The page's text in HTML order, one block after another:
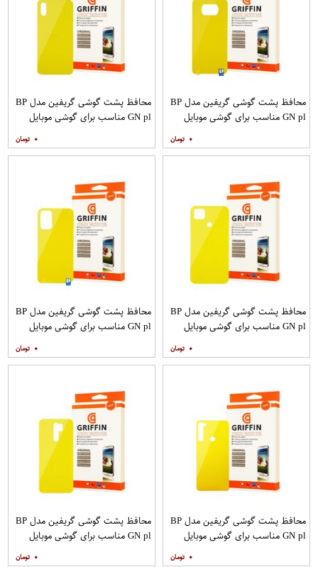
محافظ پشت گوشی گریفین مدل BP
GN pl مناسب برای گوشی موبایل
۰
محافظ پشت گوشی گریفین مدل BP
GN pl مناسب برای گوشی موبایل
۰
محافظ پشت گوشی گریفین مدل BP
GN pl مناسب برای گوشی موبایل
۰
محافظ پشت گوشی گریفین مدل BP
GN pl مناسب برای گوشی موبایل
۰
محافظ پشت گوشی گریفین مدل BP
GN pl مناسب برای گوشی موبایل
۰
محافظ پشت گوشی گریفین مدل BP
GN pl مناسب برای گوشی موبایل
۰